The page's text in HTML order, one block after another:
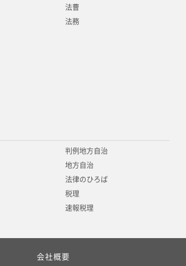
法曹
法務
判例地方自治
地方自治
法律のひろば
税理
速報税理
会社概要